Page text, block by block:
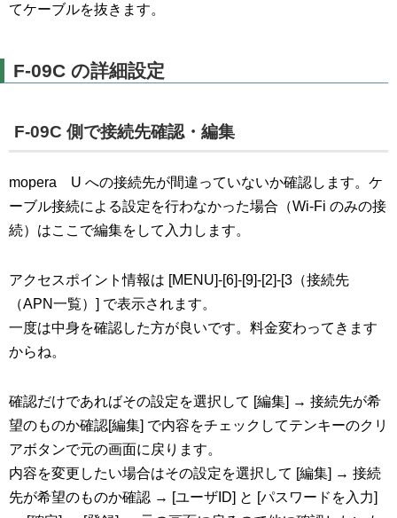
てケーブルを抜きます。
F-09C の詳細設定
F-09C 側で接続先確認・編集
mopera U への接続先が間違っていないか確認します。ケ
ーブル接続による設定を行わなかった場合（Wi-Fi のみの接
続）はここで編集をして入力します。
アクセスポイント情報は [MENU]-[6]-[9]-[2]-[3（接続先
（APN一覧）] で表示されます。
一度は中身を確認した方が良いです。料金変わってきます
からね。
確認だけであればその設定を選択して [編集] → 接続先が希
望のものか確認[編集] で内容をチェックしてテンキーのクリ
アボタンで元の画面に戻ります。
内容を変更したい場合はその設定を選択して [編集] → 接続
先が希望のものか確認 → [ユーザID] と [パスワードを入力]